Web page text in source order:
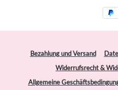
Bezahlung und Versand
Widerrufsrecht &
Allgemeine